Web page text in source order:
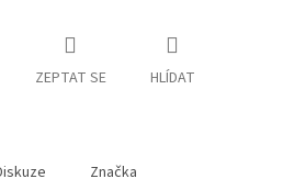
ZEPTAT SE HLÍDAT
Značka